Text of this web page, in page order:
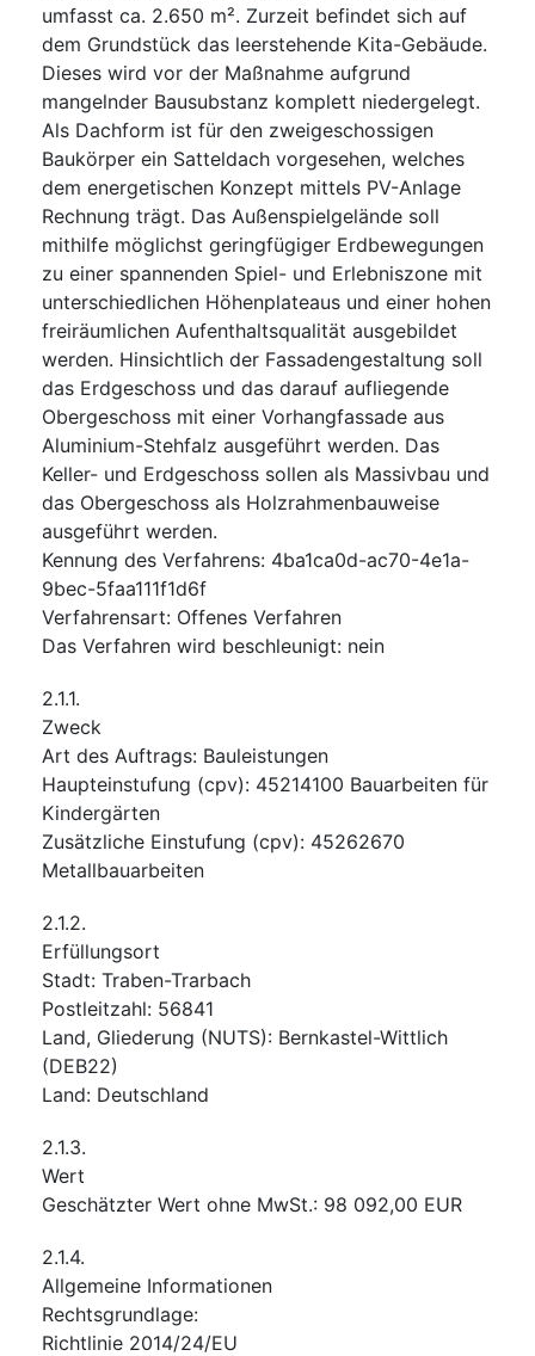
umfasst ca. 2.650 m². Zurzeit befindet sich auf
dem Grundstück das leerstehende Kita-Gebäude.
Dieses wird vor der Maßnahme aufgrund
mangelnder Bausubstanz komplett niedergelegt.
Als Dachform ist für den zweigeschossigen
Baukörper ein Satteldach vorgesehen, welches
dem energetischen Konzept mittels PV-Anlage
Rechnung trägt. Das Außenspielgelände soll
mithilfe möglichst geringfügiger Erdbewegungen
zu einer spannenden Spiel- und Erlebniszone mit
unterschiedlichen Höhenplateaus und einer hohen
freiräumlichen Aufenthaltsqualität ausgebildet
werden. Hinsichtlich der Fassadengestaltung soll
das Erdgeschoss und das darauf aufliegende
Obergeschoss mit einer Vorhangfassade aus
Aluminium-Stehfalz ausgeführt werden. Das
Keller- und Erdgeschoss sollen als Massivbau und
das Obergeschoss als Holzrahmenbauweise
ausgeführt werden.
Kennung des Verfahrens: 4ba1ca0d-ac70-4e1a-
9bec-5faa111f1d6f
Verfahrensart: Offenes Verfahren
Das Verfahren wird beschleunigt: nein
2.1.1.
Zweck
Art des Auftrags: Bauleistungen
Haupteinstufung (cpv): 45214100 Bauarbeiten für
Kindergärten
Zusätzliche Einstufung (cpv): 45262670
Metallbauarbeiten
2.1.2.
Erfüllungsort
Stadt: Traben-Trarbach
Postleitzahl: 56841
Land, Gliederung (NUTS): Bernkastel-Wittlich
(DEB22)
Land: Deutschland
2.1.3.
Wert
Geschätzter Wert ohne MwSt.: 98 092,00 EUR
2.1.4.
Allgemeine Informationen
Rechtsgrundlage:
Richtlinie 2014/24/EU